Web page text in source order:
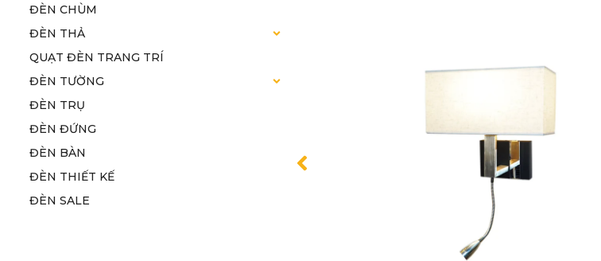
ĐÈN CHÙM
ĐÈN THẢ
QUẠT ĐÈN TRANG TRÍ
ĐÈN TƯỜNG
ĐÈN TRỤ
ĐÈN ĐỨNG
ĐÈN BÀN
ĐÈN THIẾT KẾ
ĐÈN SALE